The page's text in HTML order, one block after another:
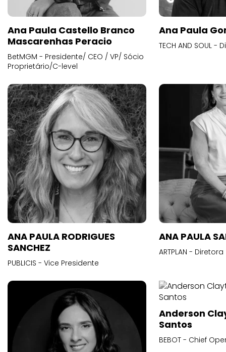
Ana Paula Castello Branco
Mascarenhas Peracio
BetMGM - Presidente/ CEO / VP/ Sócio
Proprietário/C-level
Ana Paula
TECH AND SOUL
ANA PAULA RODRIGUES
SANCHEZ
PUBLICIS - Vice Presidente
ANA PAULA
ARTPLAN -
Anderson
Santos
BEBOT - Chief